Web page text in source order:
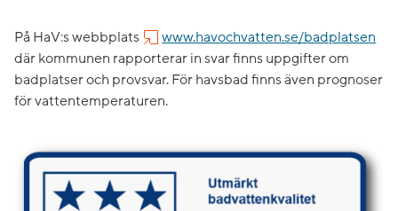
På HaV:s webbplats
www.havochvatten.se/badplatsen
där kommunen rapporterar in svar finns uppgifter om
badplatser och provsvar. För havsbad finns även prognoser
för vattentemperaturen.